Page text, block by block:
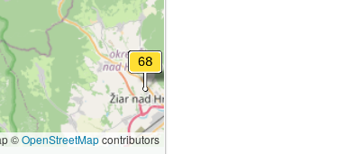
©OpenStreetMapcontributors